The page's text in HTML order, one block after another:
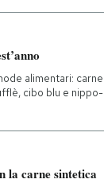
alimentari: carne
cibo blu e nippo-
la carne sintetica